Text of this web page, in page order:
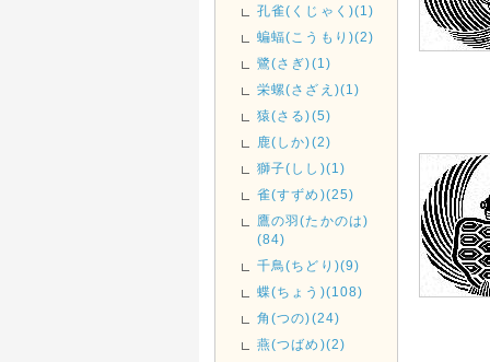
孔雀(くじゃく)(1)
蝙蝠(こうもり)(2)
鷺(さぎ)(1)
栄螺(さざえ)(1)
猿(さる)(5)
鹿(しか)(2)
獅子(しし)(1)
雀(すずめ)(25)
鷹の羽(たかのは)
(84)
千鳥(ちどり)(9)
蝶(ちょう)(108)
角(つの)(24)
燕(つばめ)(2)